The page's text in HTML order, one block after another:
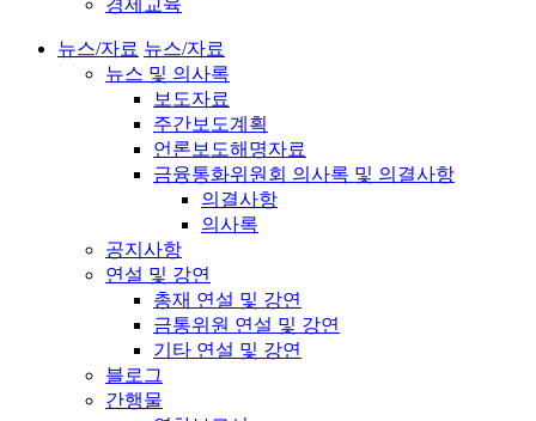
경제교육
뉴스/자료 뉴스/자료
뉴스 및 의사록
보도자료
주간보도계획
언론보도해명자료
금융통화위원회 의사록 및 의결사항
의결사항
의사록
공지사항
연설 및 강연
총재 연설 및 강연
금통위원 연설 및 강연
기타 연설 및 강연
블로그
간행물